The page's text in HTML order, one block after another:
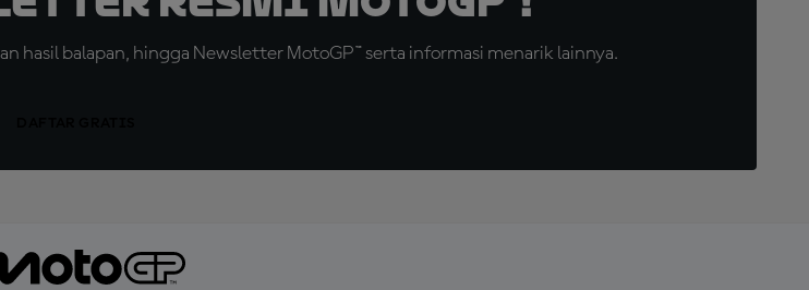
hasil balapan, hingga Newsletter MotoGP™ serta informasi menarik lainnya.